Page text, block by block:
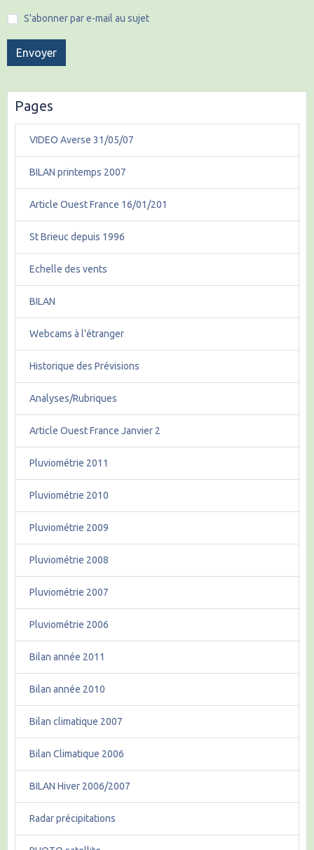
S'abonner par e-mail au sujet
Envoyer
Pages
VIDEO Averse 31/05/07
BILAN printemps 2007
Article Ouest France 16/01/201
St Brieuc depuis 1996
Echelle des vents
BILAN
Webcams à l'étranger
Historique des Prévisions
Analyses/Rubriques
Article Ouest France Janvier 2
Pluviométrie 2011
Pluviométrie 2010
Pluviométrie 2009
Pluviométrie 2008
Pluviométrie 2007
Pluviométrie 2006
Bilan année 2011
Bilan année 2010
Bilan climatique 2007
Bilan Climatique 2006
BILAN Hiver 2006/2007
Radar précipitations